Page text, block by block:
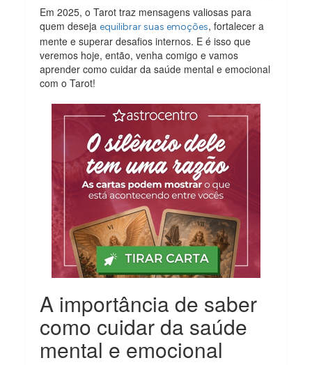
Em 2025, o Tarot traz mensagens valiosas para
quem desejaequilibrar suas emoções, fortalecer a
mente e superar desafios internos. E é isso que
veremos hoje, então, venha comigo e vamos
aprender como cuidar da saúde mental e emocional
com o Tarot!
A importância de saber
como cuidar da saúde
mental e emocional